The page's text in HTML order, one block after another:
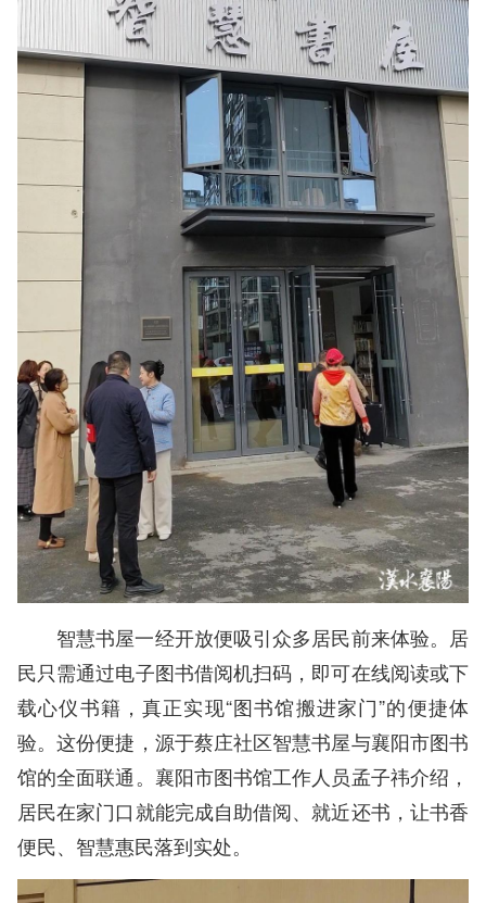
智慧书屋一经开放便吸引众多居民前来体验。居
民只需通过电子图书借阅机扫码，即可在线阅读或下
载心仪书籍，真正实现“图书馆搬进家门”的便捷体
验。这份便捷，源于蔡庄社区智慧书屋与襄阳市图书
馆的全面联通。襄阳市图书馆工作人员孟子祎介绍，
居民在家门口就能完成自助借阅、就近还书，让书香
便民、智慧惠民落到实处。